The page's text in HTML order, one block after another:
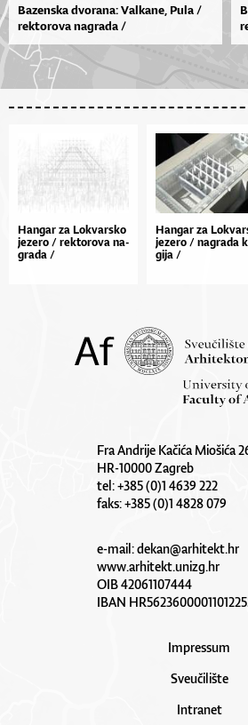
Bazenska dvorana: Valkane, Pula /
rektorova nagrada /
Han­gar za Lo­kvar­sko
je­ze­ro / rek­to­ro­va na­
gra­da /
Han­gar za
je­ze­ro / na­gra­da
gi­ja /
Fra Andrije Kačića Miošića
HR-10000 Zagreb
tel: +385 (0)1 4639 222
faks: +385 (0)1 4828 079
e-mail:dekan@arhitekt.hr
www.arhitekt.unizg.hr
OIB 42061107444
IBAN
Impressum
Sveučilište
Intranet